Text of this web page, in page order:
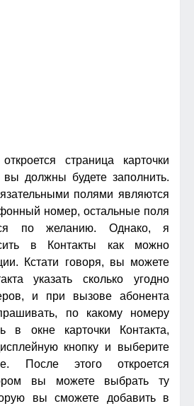
страница карточки
вы должны будете заполнить.
полями являются
номер, остальные поля
по желанию. Однако, я
в Контакты как можно
Кстати говоря, вы можете
указать сколько угодно
и при вызове абонента
по какому номеру
в окне карточки Контакта,
кнопку и выберите
После этого откроется
вы можете выбрать ту
вы сможете добавить в